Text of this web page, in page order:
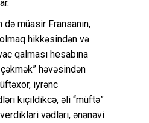
müasir Fransanın,
hikkəsindən və
qalması hesabına
həvəsindən
iyrənc
kiçildikcə, əli “müftə”
vədləri, ənənəvi